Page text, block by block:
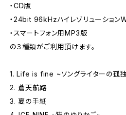
・CD版
・24bit 96kHzハイレゾリューション
・スマートフォン用MP3版
の３種類がご利用頂けます。
1. Life is fine ~ソングライターの孤
2. 蒼天航路
3. 夏の手紙